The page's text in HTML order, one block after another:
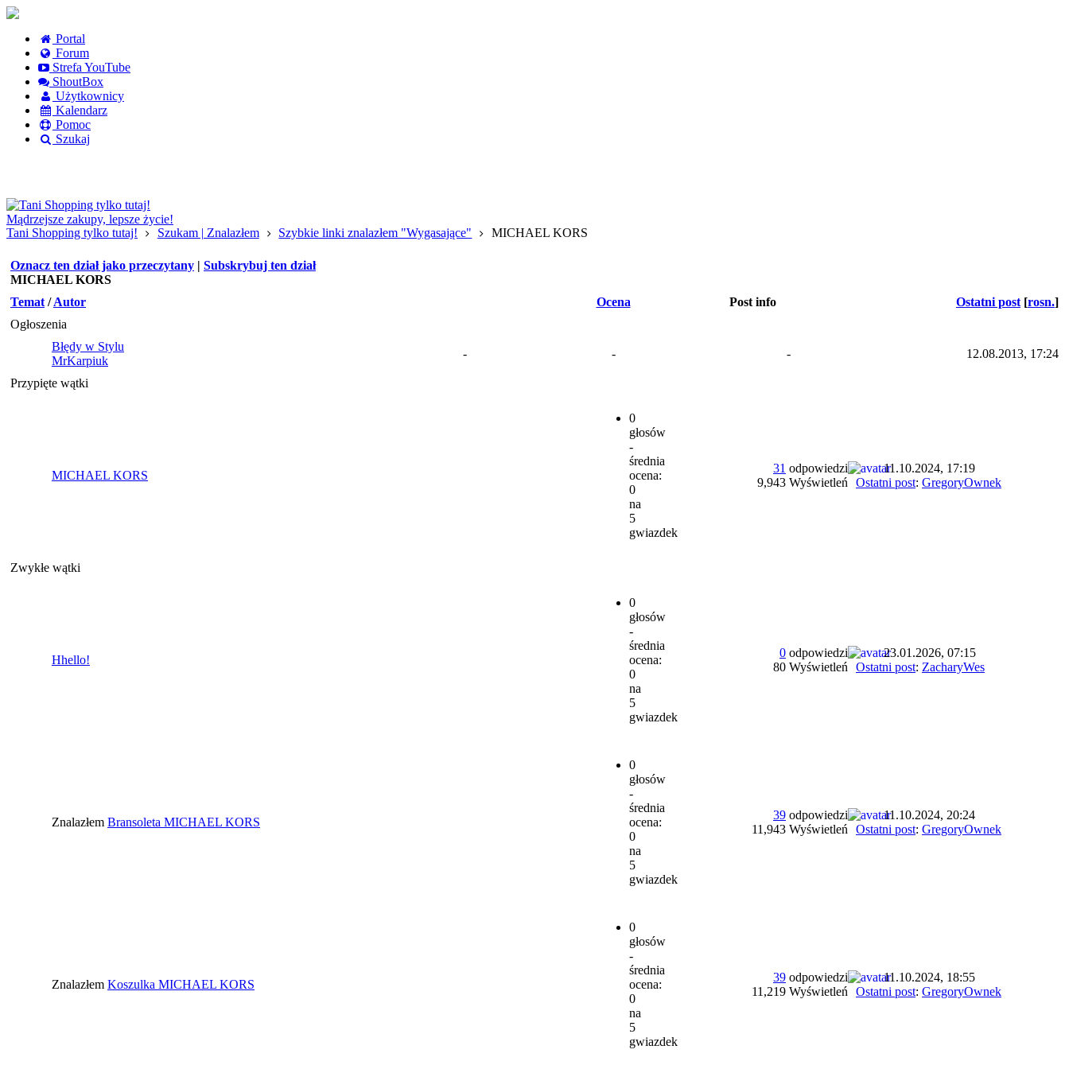
Portal
Forum
Strefa YouTube
ShoutBox
Użytkownicy
Kalendarz
Pomoc
Szukaj
Mądrzejsze zakupy, lepsze życie!
Tani Shopping tylko tutaj!
Szukam | Znalazłem Szybkie linki znalazłem "Wygasające" MICHAEL KORS
Oznacz ten dział jako przeczytany | Subskrybuj ten dział
MICHAEL KORS
Temat /Autor Ocena Post info Ostatni post [rosn.]
Ogłoszenia
Błędy w Stylu
MrKarpiuk
- - - 12.08.2013, 17:24
Przypięte wątki
MICHAEL KORS
0
głosów
-
średnia
ocena:
0
na
5
gwiazdek
31 odpowiedzi
9,943 Wyświetleń
11.10.2024, 17:19
Ostatni post: GregoryOwnek
Zwykłe wątki
Hhello!
0
głosów
-
średnia
ocena:
0
na
5
gwiazdek
0 odpowiedzi
80 Wyświetleń
23.01.2026, 07:15
Ostatni post: ZacharyWes
Znalazłem Bransoleta MICHAEL KORS
0
głosów
-
średnia
ocena:
0
na
5
gwiazdek
39 odpowiedzi
11,943 Wyświetleń
11.10.2024, 20:24
Ostatni post: GregoryOwnek
Znalazłem Koszulka MICHAEL KORS
0
głosów
-
średnia
ocena:
0
na
5
gwiazdek
39 odpowiedzi
11,219 Wyświetleń
11.10.2024, 18:55
Ostatni post: GregoryOwnek